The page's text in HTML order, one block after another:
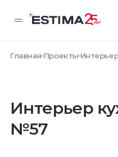
Главная Проекты
Интерьер
№57